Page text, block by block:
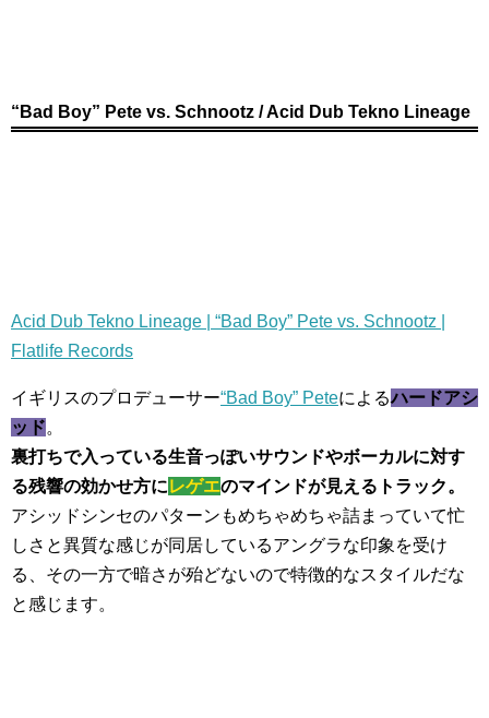
“Bad Boy” Pete vs. Schnootz / Acid Dub Tekno Lineage
Acid Dub Tekno Lineage | “Bad Boy” Pete vs. Schnootz |
Flatlife Records
イギリスのプロデューサー“Bad Boy” Peteによるハードアシ
ッド。
裏打ちで入っている生音っぽいサウンドやボーカルに対す
る残響の効かせ方にレゲエのマインドが見えるトラック。
アシッドシンセのパターンもめちゃめちゃ詰まっていて忙
しさと異質な感じが同居しているアングラな印象を受け
る、その一方で暗さが殆どないので特徴的なスタイルだな
と感じます。